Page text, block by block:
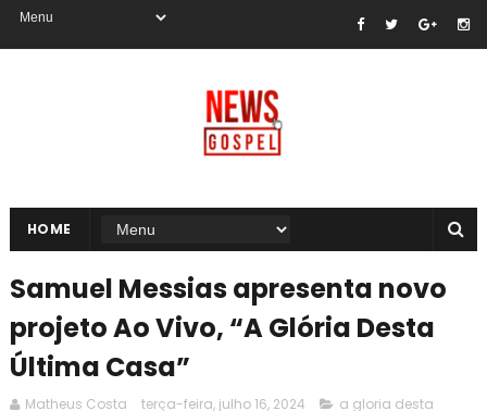
HOME
Samuel Messias apresenta novo
projeto Ao Vivo, “A Glória Desta
Última Casa”
Matheus Costa terça-feira, julho 16, 2024
a gloria desta